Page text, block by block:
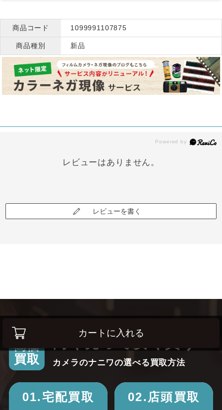
カートに入れる
商品コード 1099991107875
商品種別 新品
レビューはありません。
レビューを書く
高価
買取
高く売って安く買う！
カメラのナニワの選べる買取方法
01.宅配買取 02.店頭買取